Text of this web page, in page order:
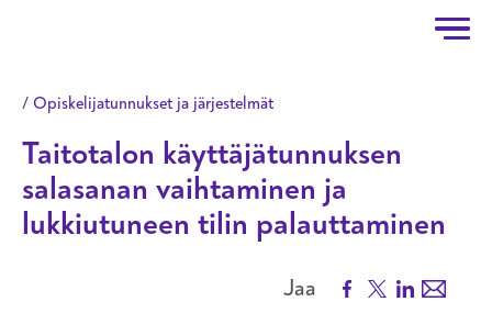
Opiskelijatunnukset ja järjestelmät
Taitotalon käyttäjätunnuksen
salasanan vaihtaminen ja
lukkiutuneen tilin palauttaminen
Jaa Facebook
X LinkedIn
Email